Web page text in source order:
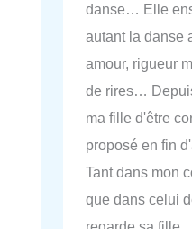
danse… Elle
autant la danse
amour, rigueur
de rires…
ma fille d'être
proposé en fin
Tant dans mon
que dans celui